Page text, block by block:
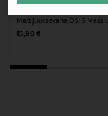
Suurus
75 ml
Matt juuksevaha OSiS Mess
Original Price
15,90 €